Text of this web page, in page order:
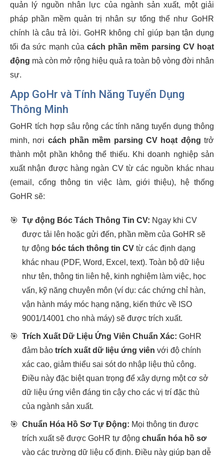
quản lý nguồn nhân lực của ngành sản xuất, một giải
pháp phần mềm quản trị nhân sự tổng thể như GoHR
chính là câu trả lời. GoHR không chỉ giúp bạn tận dụng
tối đa sức mạnh của cách phần mềm parsing CV hoạt
động mà còn mở rộng hiệu quả ra toàn bộ vòng đời nhân
sự.
App GoHr và Tính Năng Tuyển Dụng
Thông Minh
GoHR tích hợp sâu rộng các tính năng tuyển dụng thông
minh, nơi cách phần mềm parsing CV hoạt động trở
thành một phần không thể thiếu. Khi doanh nghiệp sản
xuất nhận được hàng ngàn CV từ các nguồn khác nhau
(email, cổng thông tin việc làm, giới thiệu), hệ thống
GoHR sẽ:
🎯 Tự động Bóc Tách Thông Tin CV: Ngay khi CV
được tải lên hoặc gửi đến, phần mềm của GoHR sẽ
tự động bóc tách thông tin CV từ các định dạng
khác nhau (PDF, Word, Excel, text). Toàn bộ dữ liệu
như tên, thông tin liên hệ, kinh nghiệm làm việc, học
vấn, kỹ năng chuyên môn (ví dụ: các chứng chỉ hàn,
vận hành máy móc hạng nặng, kiến thức về ISO
9001/14001 cho nhà máy) sẽ được trích xuất.
🎯 Trích Xuất Dữ Liệu Ứng Viên Chuẩn Xác: GoHR
đảm bảo trích xuất dữ liệu ứng viên với độ chính
xác cao, giảm thiểu sai sót do nhập liệu thủ công.
Điều này đặc biệt quan trọng để xây dựng một cơ sở
dữ liệu ứng viên đáng tin cậy cho các vị trí đặc thù
của ngành sản xuất.
🎯 Chuẩn Hóa Hồ Sơ Tự Động: Mọi thông tin được
trích xuất sẽ được GoHR tự động chuẩn hóa hồ sơ
vào các trường dữ liệu cố định. Điều này giúp bạn dễ